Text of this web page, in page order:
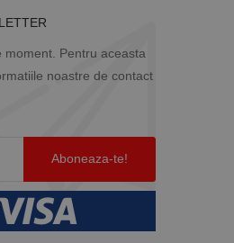
moment. Pentru aceasta
noastre de contact